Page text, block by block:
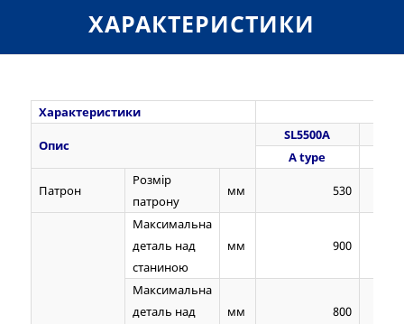
ХАРАКТЕРИСТИКИ
Характеристики
Опис
SL5500A
A type
Патрон
Розмір
патрону
мм 530
Максимальна
деталь над
станиною
мм 900
Максимальна
деталь над
мм 800